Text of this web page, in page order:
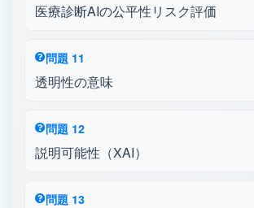
医療診断AIの公平性リスク評価
問題 11
透明性の意味
問題 12
説明可能性（XAI）
問題 13